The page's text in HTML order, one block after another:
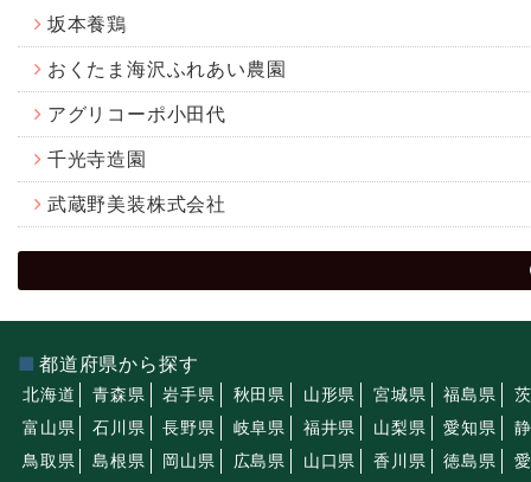
坂本養鶏
おくたま海沢ふれあい農園
アグリコーポ小田代
千光寺造園
武蔵野美装株式会社
都道府県から探す
北海道 青森県 岩手県 秋田県 山形県 宮城県 福島県
富山県
石川県 長野県 岐阜県 福井県 山梨県 愛知県
鳥取県
島根県 岡山県 広島県 山口県 香川県 徳島県